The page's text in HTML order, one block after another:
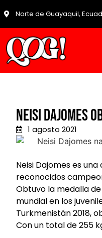
Norte de Guayaquil,
Neisi Dajomes
1 agosto 2021
Neisi Dajomes es
reconocidos
Obtuvo la medalla
mundial en los
Turkmenistán 2018,
Con un total de 255